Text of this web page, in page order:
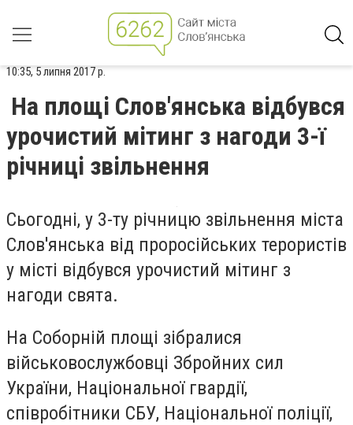
10:35, 5 липня 2017 р.
На площі Слов'янська відбувся
урочистий мітинг з нагоди 3-ї
річниці звільнення
Сьогодні, у 3-ту річницю звільнення міста
Слов'янська від проросійських терористів
у місті відбувся урочистий мітинг з
нагоди свята.
На Соборній площі зібралися
військовослужбовці Збройних сил
України, Національної гвардії,
співробітники СБУ, Національної поліції,